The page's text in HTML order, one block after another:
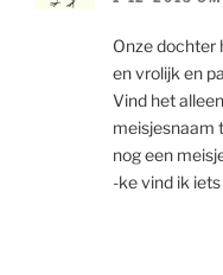
Onze dochter
en vrolijk en
Vind het
meisjesnaam
nog een
-ke vind ik